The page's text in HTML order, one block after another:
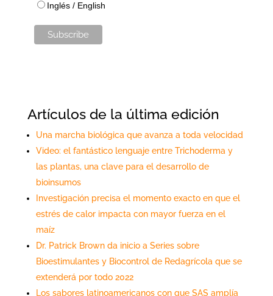
Inglés / English
Artículos de la última edición
Una marcha biológica que avanza a toda velocidad
Video: el fantástico lenguaje entre Trichoderma y
las plantas, una clave para el desarrollo de
bioinsumos
Investigación precisa el momento exacto en que el
estrés de calor impacta con mayor fuerza en el
maíz
Dr. Patrick Brown da inicio a Series sobre
Bioestimulantes y Biocontrol de Redagrícola que se
extenderá por todo 2022
Los sabores latinoamericanos con que SAS amplía